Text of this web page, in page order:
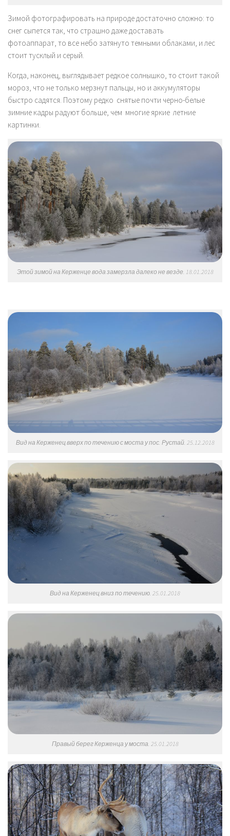
Зимой фотографировать на природе достаточно сложно: то
снег сыпется так, что страшно даже доставать
фотоаппарат, то все небо затянуто темными облаками, и лес
стоит тусклый и серый.
Когда, наконец, выглядывает редкое солнышко, то стоит такой
мороз, что не только мерзнут пальцы, но и аккумуляторы
быстро садятся. Поэтому редко снятые почти черно-белые
зимние кадры радуют больше, чем многие яркие летние
картинки.
Этой зимой на Керженце вода замерзла далеко не везде. 18.01.2018
Вид на Керженец вверх по течению с моста у пос. Рустай. 25.12.2018
Вид на Керженец вниз по течению. 25.01.2018
Правый берег Керженца у моста. 25.01.2018